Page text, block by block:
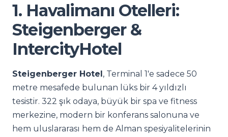
1. Havalimanı Otelleri:
Steigenberger &
IntercityHotel
Steigenberger Hotel, Terminal 1'e sadece 50
metre mesafede bulunan lüks bir 4 yıldızlı
tesistir. 322 şık odaya, büyük bir spa ve fitness
merkezine, modern bir konferans salonuna ve
hem uluslararası hem de Alman spesiyalitelerinin